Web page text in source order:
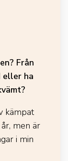
Från
ha
kämpat
men är
i min